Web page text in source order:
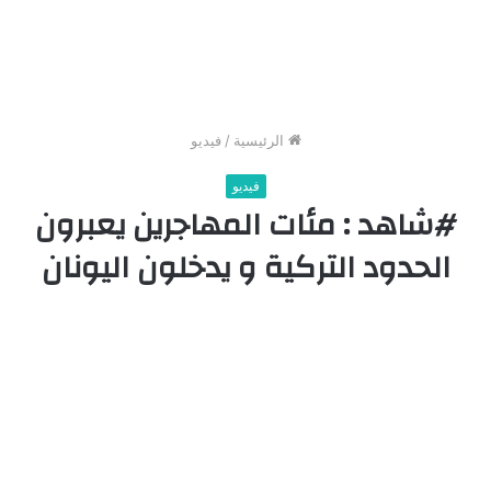
الرئيسية / فيديو
فيديو
#شاهد : مئات المهاجرين يعبرون
الحدود التركية و يدخلون اليونان